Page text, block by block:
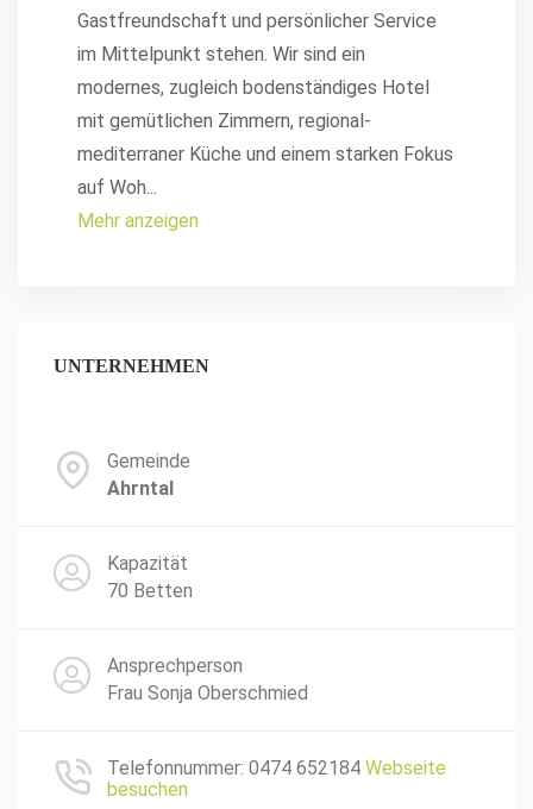
Gastfreundschaft und persönlicher Service
im Mittelpunkt stehen. Wir sind ein
modernes, zugleich bodenständiges Hotel
mit gemütlichen Zimmern, regional-
mediterraner Küche und einem starken Fokus
auf Woh...
Mehr anzeigen
UNTERNEHMEN
Gemeinde
Ahrntal
Kapazität
70 Betten
Ansprechperson
Frau Sonja Oberschmied
Telefonnummer: 0474 652184 Webseite
besuchen